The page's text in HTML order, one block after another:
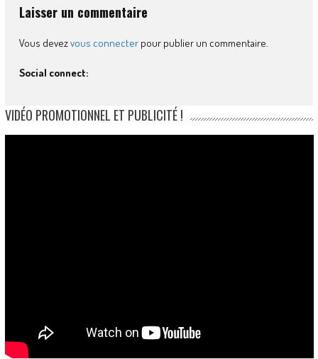
Laisser un commentaire
Vous devezvous connecterpour publier un commentaire.
Social connect:
VIDÉO PROMOTIONNEL ET PUBLICITÉ !